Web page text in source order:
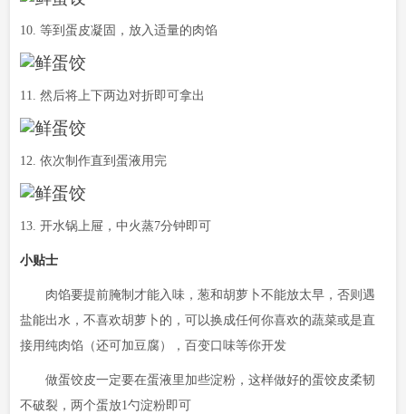
10. 等到蛋皮凝固，放入适量的肉馅
11. 然后将上下两边对折即可拿出
12. 依次制作直到蛋液用完
13. 开水锅上屉，中火蒸7分钟即可
小贴士
肉馅要提前腌制才能入味，葱和胡萝卜不能放太早，否则遇
盐能出水，不喜欢胡萝卜的，可以换成任何你喜欢的蔬菜或是直
接用纯肉馅（还可加豆腐），百变口味等你开发
做蛋饺皮一定要在蛋液里加些淀粉，这样做好的蛋饺皮柔韧
不破裂，两个蛋放1勺淀粉即可